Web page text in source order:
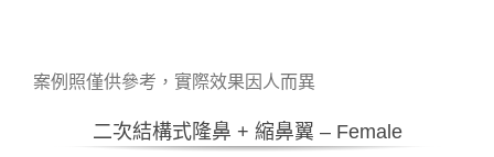
案例照僅供參考，實際效果因人而異
二次結構式隆鼻 + 縮鼻翼 – Female